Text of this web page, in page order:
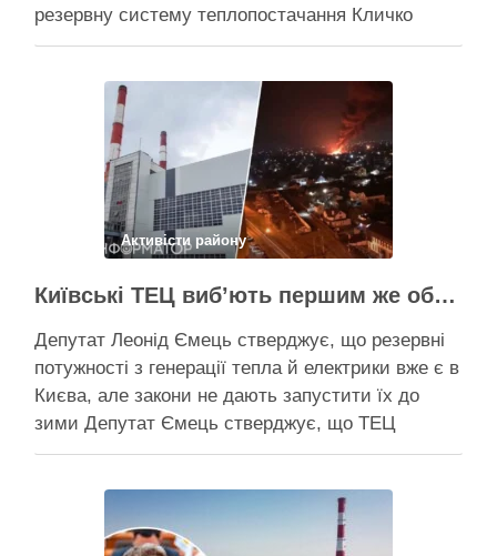
резервну систему теплопостачання Кличко
розповів про виконання Плану стійкості Києва на
пошкоджених енергооб’єктів на 65%, а на
потреби Плану стійкості столиця залучила
понад 10 млрд грн, …
Поділитися у соцмережах:
Активісти району
Київські ТЕЦ виб’ють першим же обстрілом, План стійкості не спрацює – депутат Київради Ємець
Депутат Леонід Ємець стверджує, що резервні
потужності з генерації тепла й електрики вже є в
Києва, але закони не дають запустити їх до
зими Депутат Ємець стверджує, що ТЕЦ
можуть бути знищені першим же ракетним
генерація тепла, але ввести її в експлуатацію
швидко не вийде …